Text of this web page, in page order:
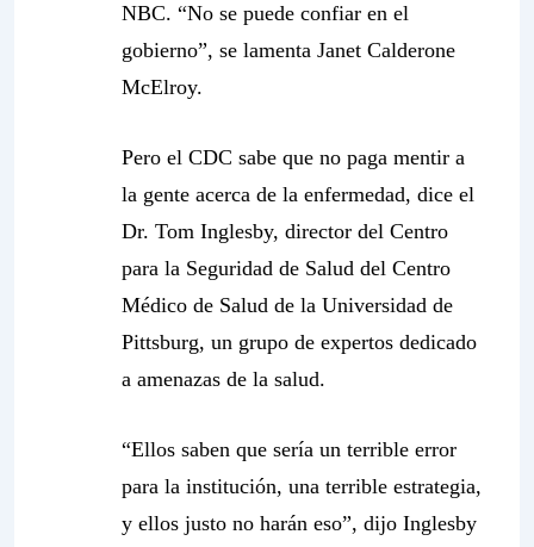
NBC. “No se puede confiar en el
gobierno”, se lamenta Janet Calderone
McElroy.
Pero el CDC sabe que no paga mentir a
la gente acerca de la enfermedad, dice el
Dr. Tom Inglesby, director del Centro
para la Seguridad de Salud del Centro
Médico de Salud de la Universidad de
Pittsburg, un grupo de expertos dedicado
a amenazas de la salud.
“Ellos saben que sería un terrible error
para la institución, una terrible estrategia,
y ellos justo no harán eso”, dijo Inglesby